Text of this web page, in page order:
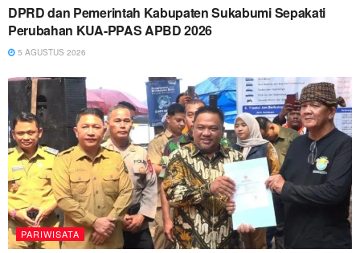
DPRD dan Pemerintah Kabupaten Sukabumi Sepakati
Perubahan KUA-PPAS APBD 2026
5 AGUSTUS 2026
PARIWISATA